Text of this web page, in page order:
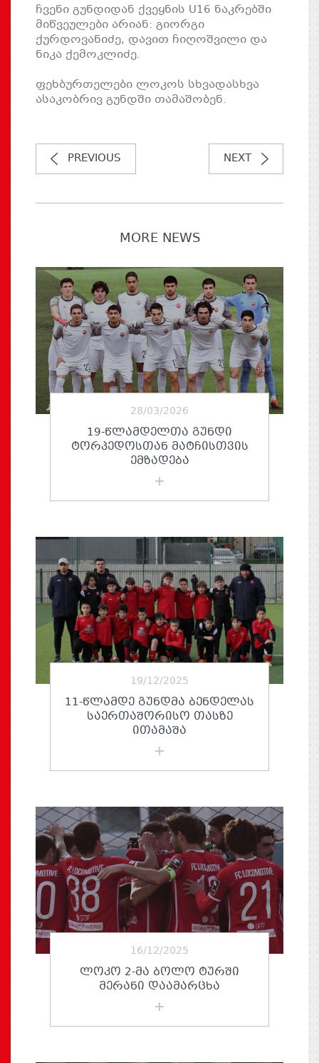
ჩვენი გუნდიდან ქვეყნის U16 ნაკრებში
მიწვეულები არიან: გიორგი
ქურდოვანიძე, დავით ჩიღოშვილი და
ნიკა ქემოკლიძე.
ფეხბურთელები ლოკოს სხვადასხვა
ასაკობრივ გუნდში თამაშობენ.
PREVIOUS NEXT
MORE NEWS
28/03/2026
19-ᲬᲚᲐᲛᲓᲔᲚᲗᲐ ᲒᲣᲜᲓᲘ
ᲢᲝᲠᲞᲔᲓᲝᲡᲗᲐᲜ ᲛᲐᲢᲩᲘᲡᲗᲕᲘᲡ
ᲔᲛᲖᲐᲓᲔᲑᲐ
19/12/2025
11-ᲬᲚᲐᲛᲓᲔ ᲒᲣᲜᲓᲛᲐ ᲑᲔᲜᲓᲔᲚᲐᲡ
ᲡᲐᲔᲠᲗᲐᲨᲝᲠᲘᲡᲝ ᲗᲐᲡᲖᲔ
ᲘᲗᲐᲛᲐᲨᲐ
16/12/2025
ᲚᲝᲙᲝ 2-ᲛᲐ ᲑᲝᲚᲝ ᲢᲣᲠᲨᲘ
ᲛᲔᲠᲐᲜᲘ ᲓᲐᲐᲛᲐᲠᲪᲮᲐ